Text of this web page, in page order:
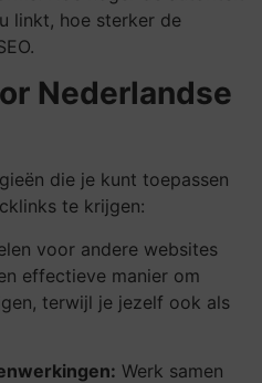
linkt, hoe sterker de
Nederlandse
die je kunt toepassen
te krijgen:
voor andere websites
effectieve manier om
terwijl je jezelf ook als
Werk samen